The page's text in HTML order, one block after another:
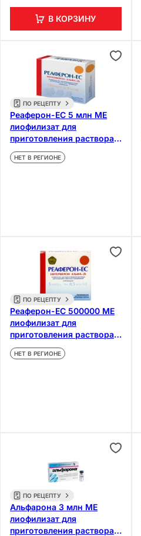
В КОРЗИНУ
ПО РЕЦЕПТУ
Реаферон-ЕС 5 млн МЕ
лиофилизат для
приготовления раствора
для инъекций и местно 5
шт
НЕТ В РЕГИОНЕ
ПО РЕЦЕПТУ
Реаферон-ЕС 500000 МЕ
лиофилизат для
приготовления раствора
для инъекций и местного
применения 5 шт
НЕТ В РЕГИОНЕ
ПО РЕЦЕПТУ
Альфарона 3 млн МЕ
лиофилизат для
приготовления раствора